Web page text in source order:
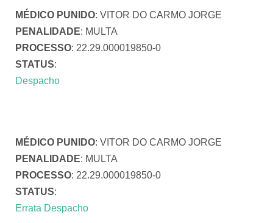
MÉDICO PUNIDO: VITOR DO CARMO JORGE
PENALIDADE: MULTA
PROCESSO: 22.29.000019850-0
STATUS:
Despacho
MÉDICO PUNIDO: VITOR DO CARMO JORGE
PENALIDADE: MULTA
PROCESSO: 22.29.000019850-0
STATUS:
Errata Despacho